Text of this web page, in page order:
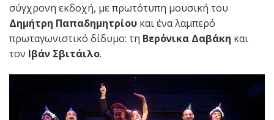
σύγχρονη εκδοχή, με πρωτότυπη μουσική του
Δημήτρη Παπαδημητρίου και ένα λαμπερό
πρωταγωνιστικό δίδυμο: τη Βερόνικα Δαβάκη και
τον Ιβάν Σβιτάιλο.